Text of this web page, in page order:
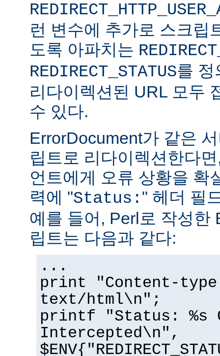
런 변수에 추가로 스크립
도록 아파치는
REDIRECT_STATUS를 정
리다이렉션된 URL 모두
수 있다.
ErrorDocument가 같은
립트로 리다이렉션한다
언트에게 오류 상황을 확
력에 "Status: " 헤더 필
예를 들어, Perl로 작성한
립트는 다음과 같다:
...
print "Content-
text/html\n";
printf "Status: %s
Intercepted\n",